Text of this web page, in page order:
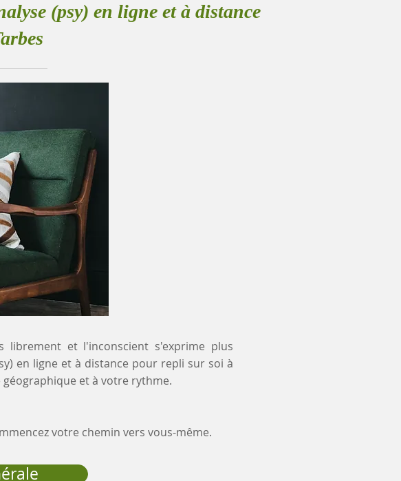
(psy) en ligne et à distance
et l'inconscient s'exprime plus
en ligne et à distance pour repli sur soi à
et à votre rythme.
votre chemin vers vous-même.